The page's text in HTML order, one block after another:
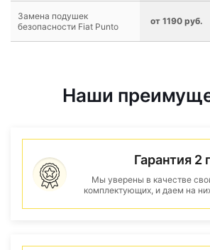
Замена подушек
безопасности Fiat Punto
от 1190 руб.
Наши
Гарантия 2
Мы уверены в качестве
комплектующих, и даем на